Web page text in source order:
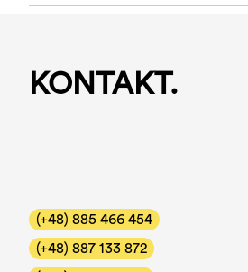
KONTAKT.
(+48) 885 466 454
(+48) 887 133 872